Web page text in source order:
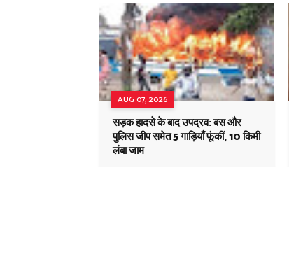
AUG 07, 2026
सड़क हादसे के बाद उपद्रव: बस और
पुलिस जीप समेत 5 गाड़ियाँ फूंकीं, 10 किमी
लंबा जाम